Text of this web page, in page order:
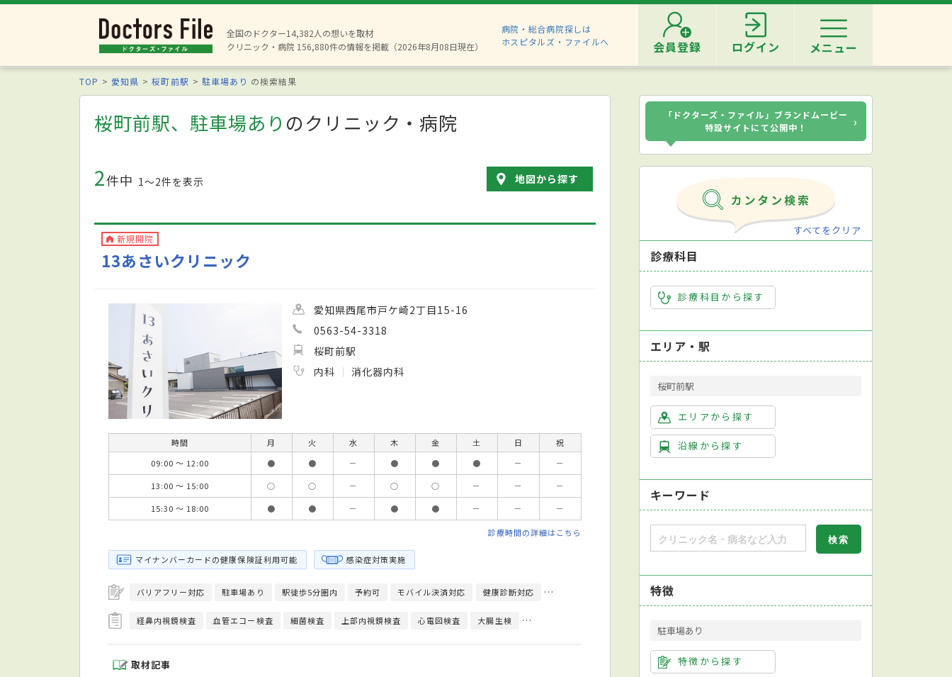
全国のドクター14,382人の想いを取材
クリニック・病院 156,880件の情報を掲載（2026年8月08日現在）
病院・総合病院探しは
ホスピタルズ・ファイルへ
会員登録 ログイン メニュー
TOP 愛知県 桜町前駅 駐車場あり の検索結果
桜町前駅、駐車場あり のクリニック・病院
2件中 1〜2件を表示 地図から探す
新規開院
13あさいクリニック
愛知県西尾市戸ケ崎2丁目15-16
0563-54-3318
桜町前駅
内科
消化器内科
時間 月 火 水 木 金 土 日
祝
09:00 ～ 12:00
● ● － ● ● ● －
－
13:00 ～ 15:00
○ ○ － ○ ○ － －
－
15:30 ～ 18:00
● ● － ● ● － － －
診療時間の詳細はこちら
マイナンバーカードの健康保険証利用可能 感染症対策実施
バリアフリー対応 駐車場あり 駅徒歩5分圏内 予約可 モバイル決済対応 健康診断対応 日本消化器病学会消化器病専門医
経鼻内視鏡検査 血管エコー検査 細菌検査 上部内視鏡検査 心電図検査 大腸生検 大腸内視鏡検査
取材記事
「ドクターズ・ファイル」ブランドムービー
特設サイトにて公開中！
›
すべてをクリア
診療科目
診療科目から探す
エリア・駅
桜町前駅
エリアから探す
沿線から探す
キーワード
特徴
駐車場あり
特徴から探す